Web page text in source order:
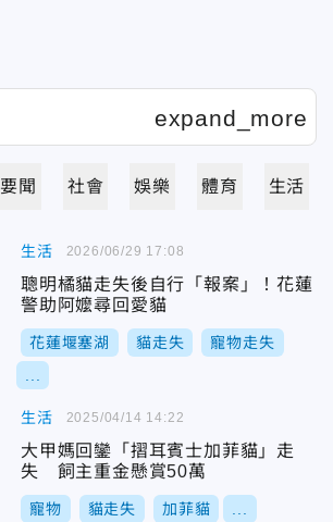
要聞 社會 娛樂 體育 生活
生活
聰明橘貓走失後自行「報案」！花蓮
警助阿嬤尋回愛貓
花蓮堰塞湖 貓走失 寵物走失
2026/06/29 17:08
生活
大甲媽回鑾「摺耳賓士加菲貓」走
失 飼主重金懸賞50萬
寵物 貓走失 加菲貓
2025/04/14 14:22